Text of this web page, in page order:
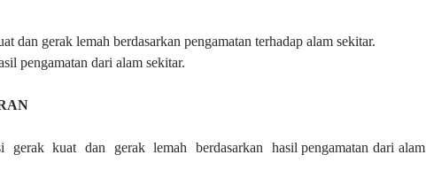
dan gerak lemah berdasarkan pengamatan terhadap alam sekitar.
pengamatan dari alam sekitar.
gerak kuat dan gerak lemah berdasarkan hasil pengamatan dari alam